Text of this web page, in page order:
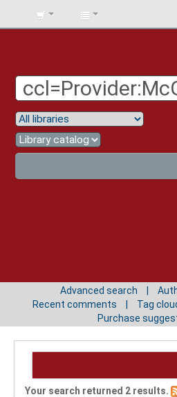
BIBLIOTECA
Advanced search
Recent comments
Tag
Purchase
Your search returned 2 results.